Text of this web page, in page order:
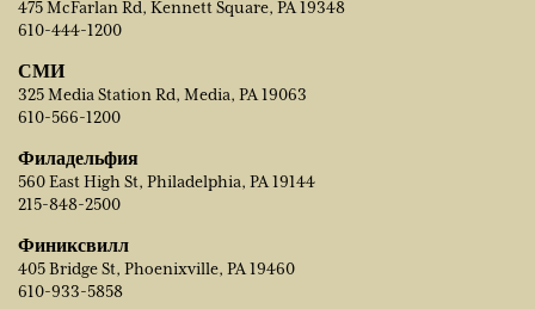
475 McFarlan Rd, Kennett Square, PA 19348
610-444-1200
СМИ
325 Media Station Rd, Media, PA 19063
610-566-1200
Филадельфия
560 East High St, Philadelphia, PA 19144
215-848-2500
Финиксвилл
405 Bridge St, Phoenixville, PA 19460
610-933-5858